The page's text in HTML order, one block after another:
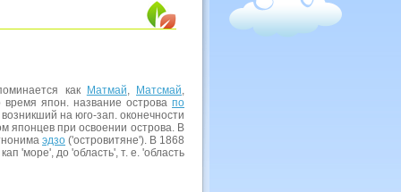
как Матмай, Матсмай,
япон. название островапо
на юго-зап. оконечности
японцев при освоении острова. В
эдзо ('островитяне'). В 1868
'море', до 'область', т. е. 'область